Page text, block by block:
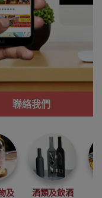
聯絡我們
及
酒類及飲酒